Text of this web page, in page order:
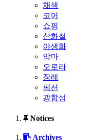
채색
코어
쇼핑
산화철
야생화
악마
오로라
장례
픽션
광합성
Notices
Archives